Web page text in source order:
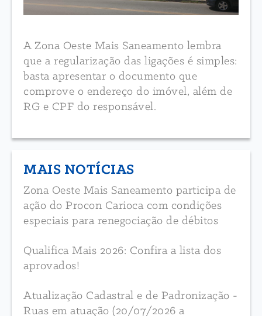
A Zona Oeste Mais Saneamento lembra
que a regularização das ligações é simples:
basta apresentar o documento que
comprove o endereço do imóvel, além de
RG e CPF do responsável.
MAIS NOTÍCIAS
Zona Oeste Mais Saneamento participa de
ação do Procon Carioca com condições
especiais para renegociação de débitos
Qualifica Mais 2026: Confira a lista dos
aprovados!
Atualização Cadastral e de Padronização -
Ruas em atuação (20/07/2026 a